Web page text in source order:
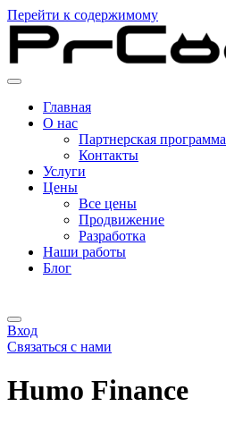
Перейти к содержимому
Главная
О нас
Партнерская программа
Контакты
Услуги
Цены
Все цены
Продвижение
Разработка
Наши работы
Блог
Вход
Связаться с нами
Humo Finance